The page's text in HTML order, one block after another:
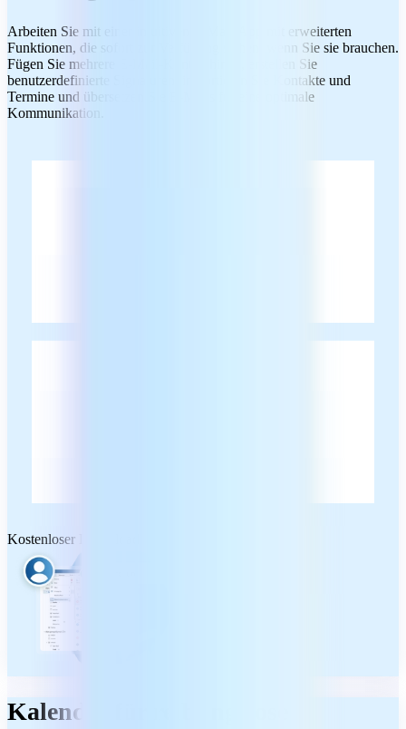
Arbeiten Sie mit einer intuitiven E-Mail-App mit erweiterten
Funktionen, die sofort zur Verfügung stehen, wenn Sie sie brauchen.
Fügen Sie mehrere E-Mail-Konten hinzu, erstellen Sie
benutzerdefinierte Signaturen, importieren Sie Kontakte und
Termine und übersetzen Sie E-Mails für eine optimale
Kommunikation.
Kostenloser Download
Kalender für reibungslose